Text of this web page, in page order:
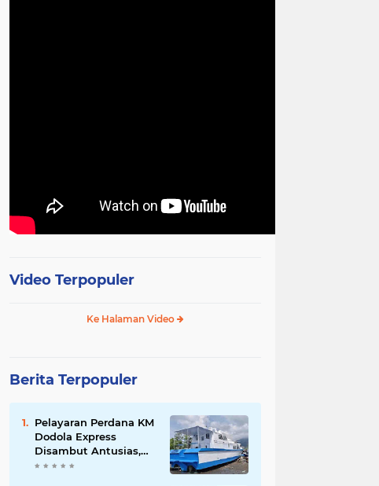
Video Terpopuler
Ke Halaman Video
Berita Terpopuler
Pelayaran Perdana KM
Dodola Express
Disambut Antusias,
Baling-Baling Segera